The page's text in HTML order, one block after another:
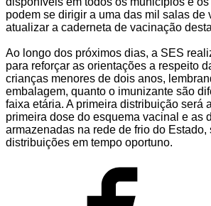
podem se dirigir a uma das mil salas de
atualizar a caderneta de vacinação
Ao longo dos próximos dias, a SES
para reforçar as orientações a respeito
crianças menores de dois anos,
embalagem, quanto o imunizante são
faixa etária. A primeira distribuição será
primeira dose do esquema vacinal e as
armazenadas na rede de frio do
distribuições em tempo oportuno.